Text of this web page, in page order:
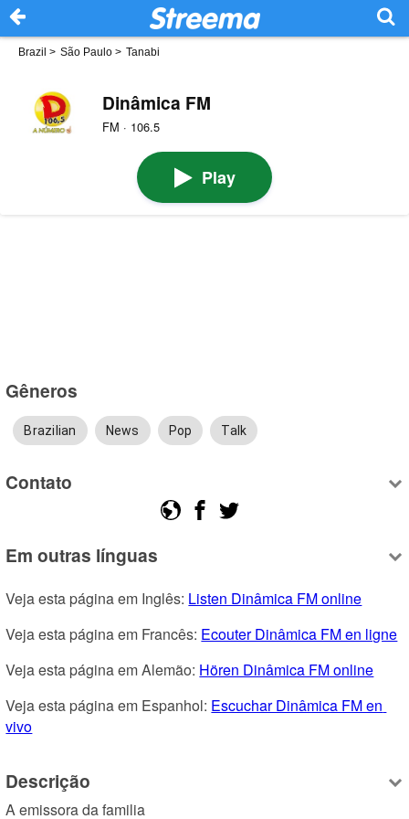
Brazil > São Paulo > Tanabi
Dinâmica FM
FM · 106.5
Play
Gêneros
Brazilian News Pop Talk
Contato
Em outras línguas
Veja esta página em Inglês: Listen Dinâmica FM online
Veja esta página em Francês: Ecouter Dinâmica FM en ligne
Veja esta página em Alemão: Hören Dinâmica FM online
Veja esta página em Espanhol: Escuchar Dinâmica FM en
vivo
Descrição
A emissora da familia